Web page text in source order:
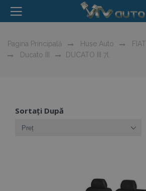
Pagina Principală Huse Auto FIAT
Ducato III
DUCATO III 7l.
Sortați După